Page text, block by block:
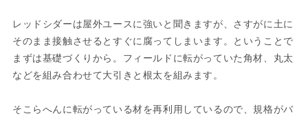
レッドシダーは屋外ユースに強いと聞きますが、さすがに土に
そのまま接触させるとすぐに腐ってしまいます。ということで
まずは基礎づくりから。フィールドに転がっていた角材、丸太
などを組み合わせて大引きと根太を組みます。
そこらへんに転がっている材を再利用しているので、規格がバ